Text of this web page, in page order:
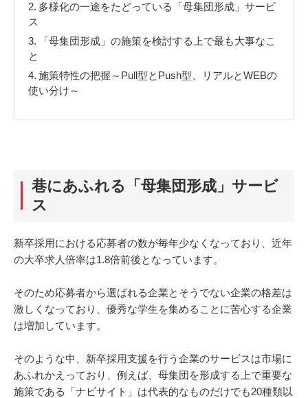
2. 多様化の一途をたどっている「母集団形成」サービ
ス
3.
「母集団形成」の施策を検討する上で最も大事なこ
と
4. 施策特性の把握～Pull型とPush型、リアルとWEBの
使い分け～
巷にあふれる「母集団形成」サービ
ス
新卒採用における応募者の数が毎年少なくなっており、近年
の大卒求人倍率は1.8倍前後となっています。
そのため応募者から選ばれる企業とそうでない企業の格差は
激しくなっており、優秀な学生を集めることに苦心する企業
は増加しています。
そのような中、新卒採用支援を行う企業のサービスは市場に
あふれかえっており、例えば、母集団を形成する上で重要な
施策である「ナビサイト」は代表的なものだけでも20種類以